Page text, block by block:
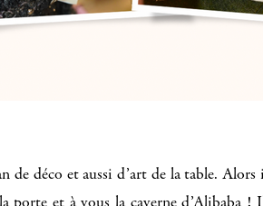
de déco et aussi d’art de la table.